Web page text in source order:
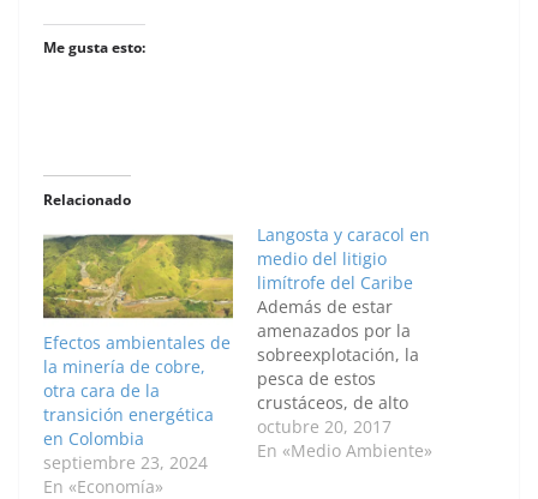
Me gusta esto:
Relacionado
Efectos ambientales de
la minería de cobre,
otra cara de la
transición energética
en Colombia
septiembre 23, 2024
En «Economía»
Langosta y caracol en
medio del litigio
limítrofe del Caribe
Además de estar
amenazados por la
sobreexplotación, la
pesca de estos
crustáceos, de alto
valor comercial, se ha
visto afectada por el
octubre 20, 2017
En «Medio Ambiente»